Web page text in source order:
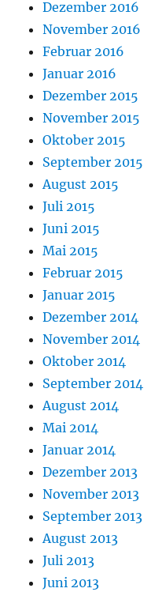
Dezember 2016
November 2016
Februar 2016
Januar 2016
Dezember 2015
November 2015
Oktober 2015
September 2015
August 2015
Juli 2015
Juni 2015
Mai 2015
Februar 2015
Januar 2015
Dezember 2014
November 2014
Oktober 2014
September 2014
August 2014
Mai 2014
Januar 2014
Dezember 2013
November 2013
September 2013
August 2013
Juli 2013
Juni 2013